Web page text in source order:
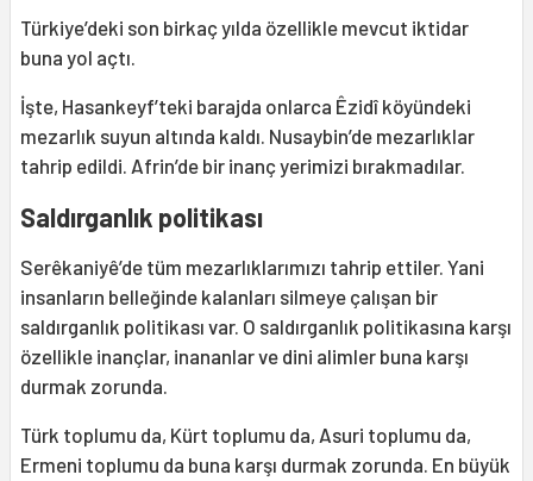
Türkiye’deki son birkaç yılda özellikle mevcut iktidar
buna yol açtı.
İşte, Hasankeyf’teki barajda onlarca Êzidî köyündeki
mezarlık suyun altında kaldı. Nusaybin’de mezarlıklar
tahrip edildi. Afrin’de bir inanç yerimizi bırakmadılar.
Saldırganlık politikası
Serêkaniyê’de tüm mezarlıklarımızı tahrip ettiler. Yani
insanların belleğinde kalanları silmeye çalışan bir
saldırganlık politikası var. O saldırganlık politikasına karşı
özellikle inançlar, inananlar ve dini alimler buna karşı
durmak zorunda.
Türk toplumu da, Kürt toplumu da, Asuri toplumu da,
Ermeni toplumu da buna karşı durmak zorunda. En büyük